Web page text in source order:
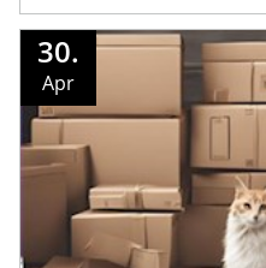
30.
Apr